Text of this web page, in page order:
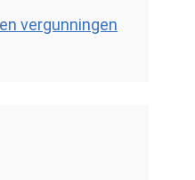
vergunningen